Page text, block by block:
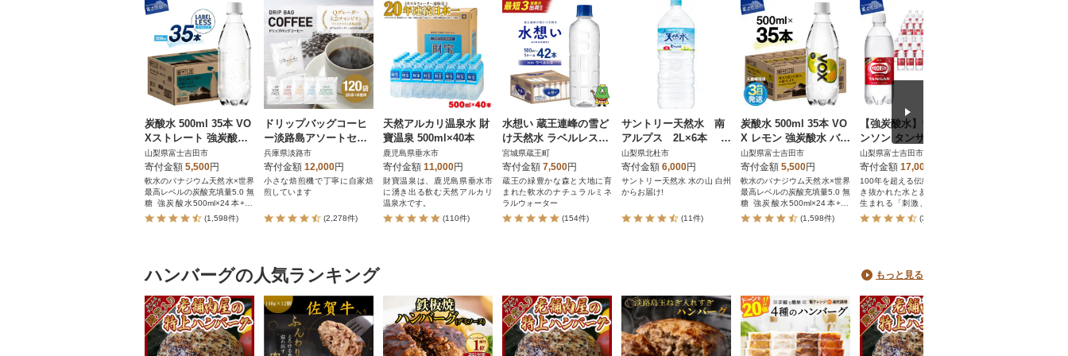
炭酸水 500ml 35本 VO
Xストレート 強炭酸水
ラベルレス 1ケース
山梨県富士吉田市
寄付金額 5,500円
軟水のバナジウム天然水×世界
最高レベルの炭酸充填量5.0 無
糖 強炭酸水500ml×24本+11
本!
(1,598件)
ドリップバッグコーヒ
ー淡路島アソートセッ
ト6種 120袋 飲み比
べ ドリップバッグ a
t14601
兵庫県淡路市
寄付金額 12,000円
小さな焙煎機で丁寧に自家焙
煎しています
(2,278件)
天然アルカリ温泉水 財
寶温泉 500ml×40本
鹿児島県垂水市
寄付金額 11,000円
財寶温泉は、鹿児島県垂水市
に湧き出る飲む天然アルカリ
温泉水です。
(110件)
水想い 蔵王連峰の雪ど
け天然水 ラベルレス
500ml×42本 【04301-0
732】
宮城県蔵王町
寄付金額 7,500円
蔵王の緑豊かな森と大地に育
まれた軟水のナチュラルミネ
ラルウォーター
(154件)
サントリー天然水 南
アルプス 2L×6本 ペ
ットボトル 白州の水
山梨県北杜市
寄付金額 6,000円
サントリー天然水 水の山 白州
からお届け!
(11件)
炭酸水 500ml 35本 VO
X レモン 強炭酸水 バナ
ジウム 1ケース 入金確
認後最短3日発送
山梨県富士吉田市
寄付金額 5,500円
軟水のバナジウム天然水×世界
最高レベルの炭酸充填量5.0 無
糖 強炭酸水500ml×24本+11
本!
(1,598件)
【強炭酸水】ウィルキ
ンソン タンサン 500ml
×2箱(24本入)計48本 ペ
ットボトル アサヒ飲料
山梨県富士吉田市
寄付金額 17,000
100年を超える伝統と信頼。磨
き抜かれた水と炭酸ガスから
生まれる「刺激、強め」の本
格炭酸です。
(370件)
ハンバーグの人気ランキング もっと見る